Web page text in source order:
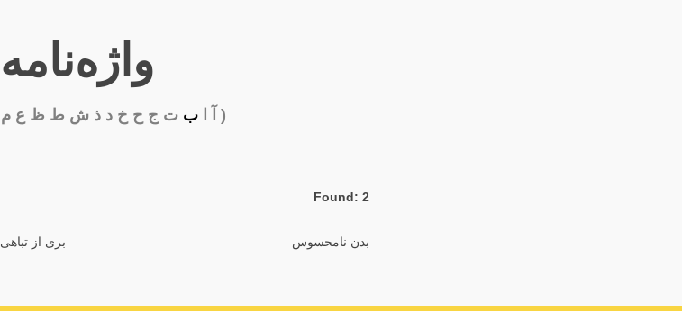
واژه‌نامه
( ب ت ج ح خ د ذ ش ط ظ ع م
Found: 2
بدن نامحسوس بری از تباهی